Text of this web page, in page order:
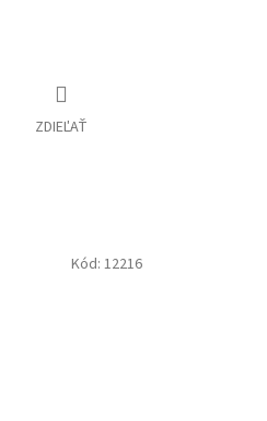
ZDIEĽAŤ
Kód: 12216